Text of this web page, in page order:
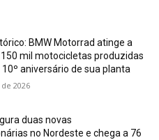
BMW Motorrad atinge a
mil motocicletas produzidas
10º aniversário de sua planta
2026
duas novas
no Nordeste e chega a 76